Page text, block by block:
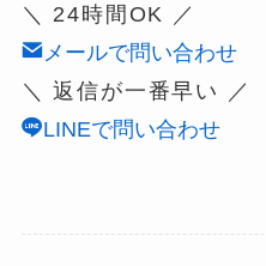
＼ 24時間OK ／
メールで問い合わせ
＼ 返信が一番早い ／
LINEで問い合わせ